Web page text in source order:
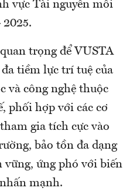
vực Tài nguyên môi
trọng để VUSTA
tiềm lực trí tuệ của
và công nghệ thuộc
phối hợp với các cơ
gia tích cực vào
bảo tồn đa dạng
vững, ứng phó với biến
mạnh.